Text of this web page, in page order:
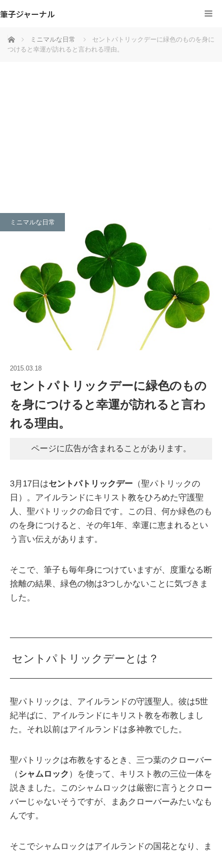
筆子ジャーナル
ホーム ミニマルな日常
セントパトリックデーに緑色のものを身に
つけると幸運が訪れると言われる理由。
ミニマルな日常
2015.03.18
セントパトリックデーに緑色のもの
を身につけると幸運が訪れると言わ
れる理由。
ページに広告が含まれることがあります。
3月17日はセントパトリックデー （聖パトリックの
日）。アイルランドにキリスト教をひろめた守護聖
人、聖パトリックの命日です。この日、何か緑色のも
のを身につけると、その年1年、幸運に恵まれるとい
う言い伝えがあります。
そこで、筆子も毎年身につけていますが、度重なる断
捨離の結果、緑色の物は3つしかないことに気づきま
した。
セントパトリックデーとは？
聖パトリックは、アイルランドの守護聖人。彼は5世
紀半ばに、アイルランドにキリスト教を布教しまし
た。それ以前はアイルランドは多神教でした。
聖パトリックは布教をするとき、三つ葉のクローバー
（シャムロック ）を使って、キリスト教の三位一体を
説きました。このシャムロックは厳密に言うとクロー
バーじゃないそうですが、まあクローバーみたいなも
んです。
そこでシャムロックはアイルランドの国花となり、ま